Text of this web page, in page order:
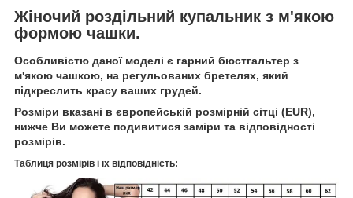
Жіночий роздільний купальник з м'якою
формою чашки.
Особливістю даної моделі є гарний бюстгальтер з
м'якою чашкою, на регульованих бретелях, який
підкреслить красу ваших грудей.
Розміри вказані в європейській розмірній сітці (EUR),
нижче Ви можете подивитися заміри та відповідності
розмірів.
Таблиця розмірів і їх відповідність: